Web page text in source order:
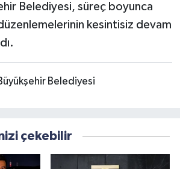
Belediyesi, süreç boyunca
kesintisiz devam
Belediyesi
çekebilir